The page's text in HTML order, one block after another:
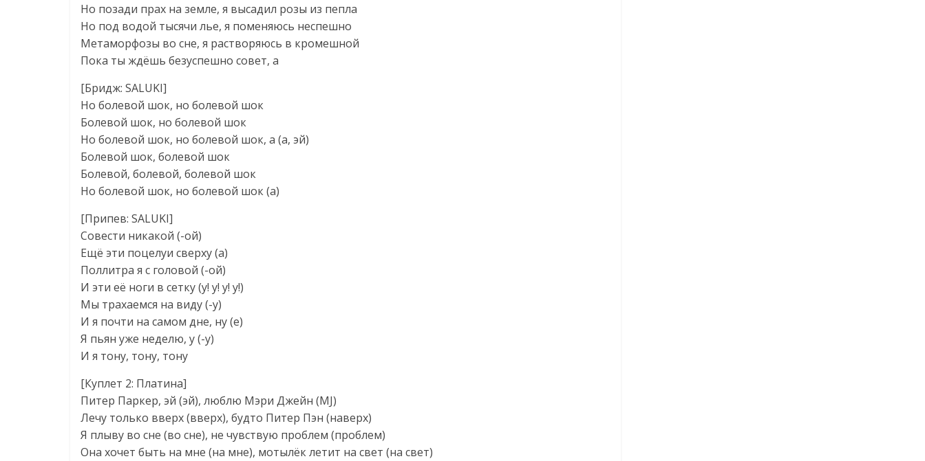
Но позади прах на земле, я высадил розы из пепла
Но под водой тысячи лье, я поменяюсь неспешно
Метаморфозы во сне, я растворяюсь в кромешной
Пока ты ждёшь безуспешно совет, а
[Бридж: SALUKI]
Но болевой шок, но болевой шок
Болевой шок, но болевой шок
Но болевой шок, но болевой шок, а (а, эй)
Болевой шок, болевой шок
Болевой, болевой, болевой шок
Но болевой шок, но болевой шок (а)
[Припев: SALUKI]
Совести никакой (-ой)
Ещё эти поцелуи сверху (а)
Поллитра я с головой (-ой)
И эти её ноги в сетку (у! у! у! у!)
Мы трахаемся на виду (-у)
И я почти на самом дне, ну (е)
Я пьян уже неделю, у (-у)
И я тону, тону, тону
[Куплет 2: Платина]
Питер Паркер, эй (эй), люблю Мэри Джейн (MJ)
Лечу только вверх (вверх), будто Питер Пэн (наверх)
Я плыву во сне (во сне), не чувствую проблем (проблем)
Она хочет быть на мне (на мне), мотылёк летит на свет (на свет)